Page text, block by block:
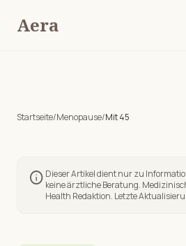
Aera
Startseite/Menopause/Mit45
info Dieser Artikel dient nur zu
keine ärztliche Beratung.
Health Redaktion. Letzte